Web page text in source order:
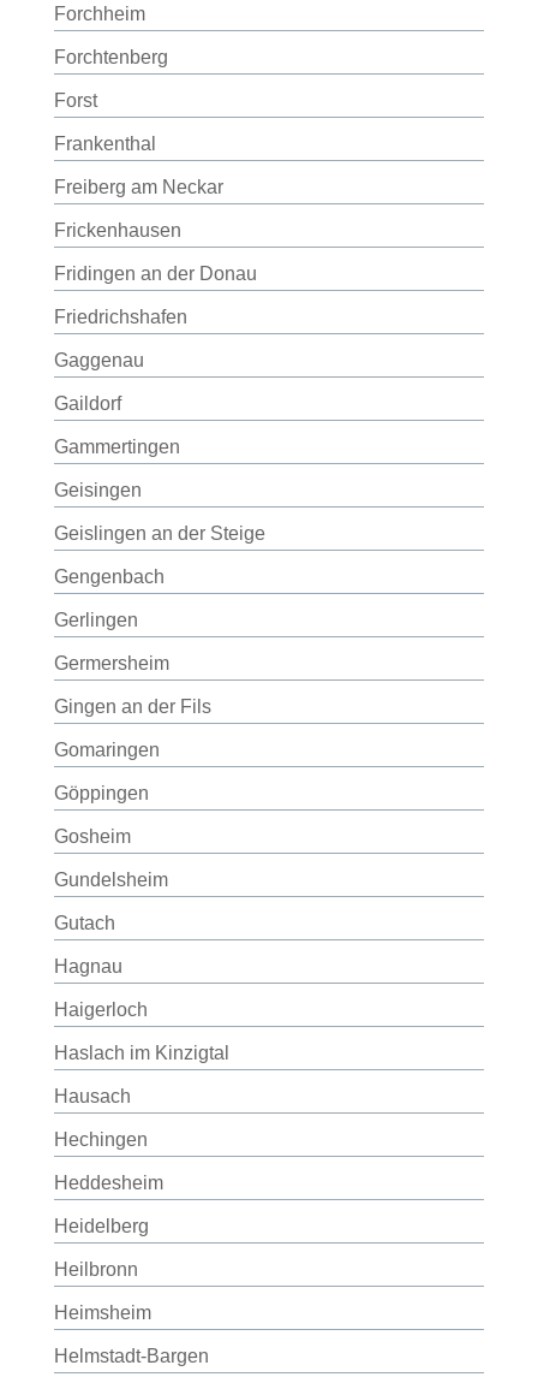
Forchheim
Forchtenberg
Forst
Frankenthal
Freiberg am Neckar
Frickenhausen
Fridingen an der Donau
Friedrichshafen
Gaggenau
Gaildorf
Gammertingen
Geisingen
Geislingen an der Steige
Gengenbach
Gerlingen
Germersheim
Gingen an der Fils
Gomaringen
Göppingen
Gosheim
Gundelsheim
Gutach
Hagnau
Haigerloch
Haslach im Kinzigtal
Hausach
Hechingen
Heddesheim
Heidelberg
Heilbronn
Heimsheim
Helmstadt-Bargen